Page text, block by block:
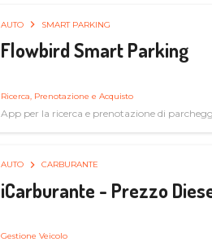
AUTO SMART PARKING
Flowbird Smart Parking
Ricerca, Prenotazione e Acquisto
App per la ricerca e prenotazione di
AUTO CARBURANTE
iCarburante - Prezzo
Gestione Veicolo